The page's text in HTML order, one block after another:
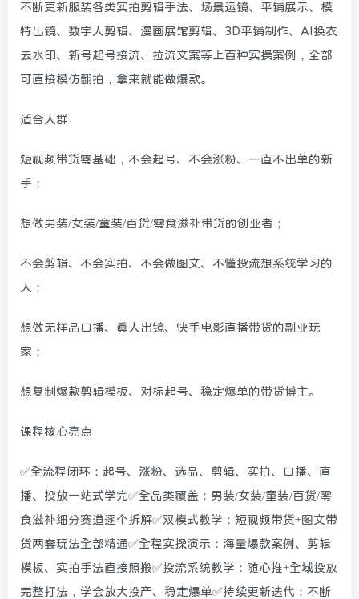
不断更新服装各类实拍剪辑手法、场景运镜、平铺展示、模
特出镜、数字人剪辑、漫画展馆剪辑、3D平铺制作、AI换衣
去水印、新号起号接流、拉流文案等上百种实操案例，全部
可直接模仿翻拍，拿来就能做爆款。
适合人群
短视频带货零基础，不会起号、不会涨粉、一直不出单的新
手；
想做男装/女装/童装/百货/零食滋补带货的创业者；
不会剪辑、不会实拍、不会做图文、不懂投流想系统学习的
人；
想做无样品口播、真人出镜、快手电影直播带货的副业玩
家；
想复制爆款剪辑模板、对标起号、稳定爆单的带货博主。
课程核心亮点
✅全流程闭环：起号、涨粉、选品、剪辑、实拍、口播、直
播、投放一站式学完✅全品类覆盖：男装/女装/童装/百货/零
食滋补细分赛道逐个拆解✅双模式教学：短视频带货+图文带
货两套玩法全部精通✅全程实操演示：海量爆款案例、剪辑
模板、实拍手法直接照搬✅投流系统教学：随心推+全域投放
完整打法，学会放大投产、稳定爆单✅持续更新迭代：不断